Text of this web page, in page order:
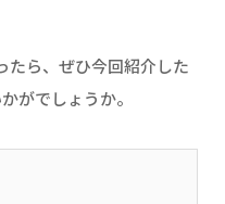
たら、ぜひ今回紹介した
がでしょうか。